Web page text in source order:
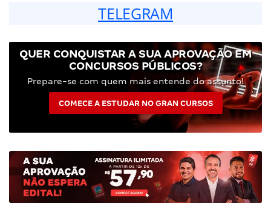
TELEGRAM
QUER CONQUISTAR A SUA APROVAÇÃO EM
CONCURSOS PÚBLICOS?
Prepare-se com quem mais entende do assunto!
COMECE A ESTUDAR NO GRAN CURSOS